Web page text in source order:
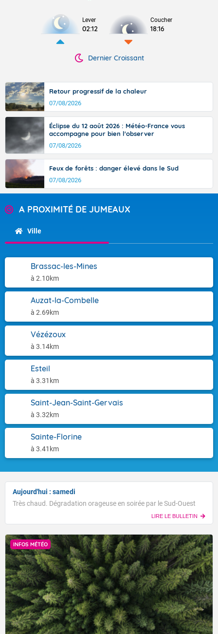
Lever
02:12
Coucher
18:16
Dernier Croissant
Retour progressif de la chaleur
07/08/2026
Éclipse du 12 août 2026 : Météo-France vous
accompagne pour bien l'observer
07/08/2026
Feux de forêts : danger élevé dans le Sud
07/08/2026
A PROXIMITÉ DE JUMEAUX
Ville
Brassac-les-Mines
à 2.10km
Auzat-la-Combelle
à 2.69km
Vézézoux
à 3.14km
Esteil
à 3.31km
Saint-Jean-Saint-Gervais
à 3.32km
Sainte-Florine
à 3.41km
Aujourd'hui : samedi
Très chaud. Dégradation orageuse en soirée par le Sud-Ouest
LIRE LE BULLETIN
INFOS MÉTÉO